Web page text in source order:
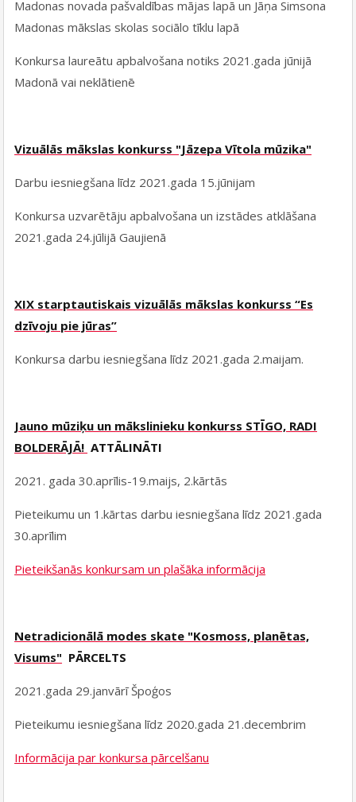
Madonas novada pašvaldības mājas lapā un Jāņa Simsona
Madonas mākslas skolas sociālo tīklu lapā
Konkursa laureātu apbalvošana notiks 2021.gada jūnijā
Madonā vai neklātienē
Vizuālās mākslas konkurss "Jāzepa Vītola mūzika"
Darbu iesniegšana līdz 2021.gada 15.jūnijam
Konkursa uzvarētāju apbalvošana un izstādes atklāšana
2021.gada 24.jūlijā Gaujienā
XIX starptautiskais vizuālās mākslas konkurss “Es
dzīvoju pie jūras”
Konkursa darbu iesniegšana līdz 2021.gada 2.maijam.
Jauno mūziķu un mākslinieku konkurss STĪGO, RADI
BOLDERĀJĀ! ATTĀLINĀTI
2021. gada 30.aprīlis-19.maijs, 2.kārtās
Pieteikumu un 1.kārtas darbu iesniegšana līdz 2021.gada
30.aprīlim
Pieteikšanās konkursam un plašāka informācija
Netradicionālā modes skate "Kosmoss, planētas,
Visums" PĀRCELTS
2021.gada 29.janvārī Špoģos
Pieteikumu iesniegšana līdz 2020.gada 21.decembrim
Informācija par konkursa pārcelšanu